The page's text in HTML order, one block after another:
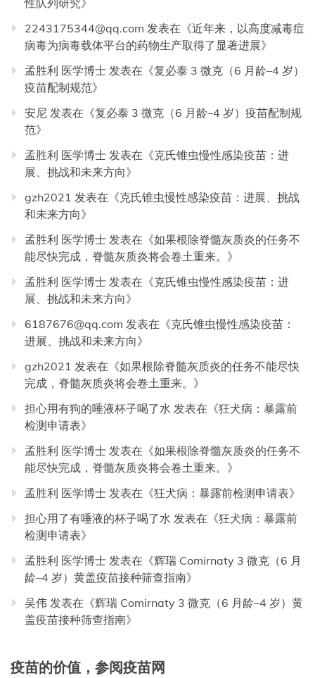
性队列研究》
2243175344@qq.com 发表在《近年来，以高度减毒痘
病毒为病毒载体平台的药物生产取得了显著进展》
孟胜利 医学博士 发表在《复必泰 3 微克（6 月龄–4 岁）
疫苗配制规范》
安尼 发表在《复必泰 3 微克（6 月龄–4 岁）疫苗配制规
范》
孟胜利 医学博士 发表在《克氏锥虫慢性感染疫苗：进
展、挑战和未来方向》
gzh2021 发表在《克氏锥虫慢性感染疫苗：进展、挑战
和未来方向》
孟胜利 医学博士 发表在《如果根除脊髓灰质炎的任务不
能尽快完成，脊髓灰质炎将会卷土重来。 》
孟胜利 医学博士 发表在《克氏锥虫慢性感染疫苗：进
展、挑战和未来方向》
6187676@qq.com 发表在《克氏锥虫慢性感染疫苗：
进展、挑战和未来方向》
gzh2021 发表在《如果根除脊髓灰质炎的任务不能尽快
完成，脊髓灰质炎将会卷土重来。 》
担心用有狗的唾液杯子喝了水 发表在《狂犬病：暴露前
检测申请表》
孟胜利 医学博士 发表在《如果根除脊髓灰质炎的任务不
能尽快完成，脊髓灰质炎将会卷土重来。 》
孟胜利 医学博士 发表在《狂犬病：暴露前检测申请表》
担心用了有唾液的杯子喝了水 发表在《狂犬病：暴露前
检测申请表》
孟胜利 医学博士 发表在《辉瑞 Comirnaty 3 微克（6 月
龄–4 岁）黄盖疫苗接种筛查指南》
吴伟 发表在《辉瑞 Comirnaty 3 微克（6 月龄–4 岁）黄
盖疫苗接种筛查指南》
疫苗的价值，参阅疫苗网